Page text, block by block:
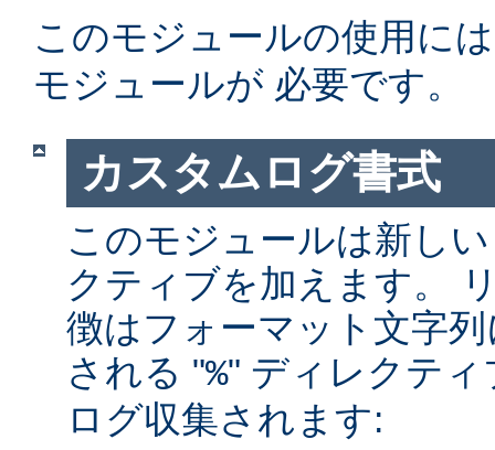
このモジュールの使用に
モジュールが 必要です。
カスタムログ書式
このモジュールは新し
クティブを加えます。
徴はフォーマット文字
される "%" ディレクテ
ログ収集されます: